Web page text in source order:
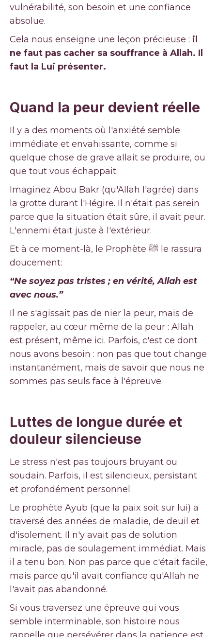
vulnérabilité, son besoin et une confiance
absolue.
Cela nous enseigne une leçon précieuse : il
ne faut pas cacher sa souffrance à Allah. Il
faut la Lui présenter.
Quand la peur devient réelle
Il y a des moments où l'anxiété semble
immédiate et envahissante, comme si
quelque chose de grave allait se produire, ou
que tout vous échappait.
Imaginez Abou Bakr (qu'Allah l'agrée) dans
la grotte durant l'Hégire. Il n'était pas serein
parce que la situation était sûre, il avait peur.
L'ennemi était juste à l'extérieur.
Et à ce moment-là, le Prophète ﷺ le rassura
doucement:
“Ne soyez pas tristes ; en vérité, Allah est
avec nous.”
Il ne s'agissait pas de nier la peur, mais de
rappeler, au cœur même de la peur : Allah
est présent, même ici. Parfois, c'est ce dont
nous avons besoin : non pas que tout change
instantanément, mais de savoir que nous ne
sommes pas seuls face à l'épreuve.
Luttes de longue durée et
douleur silencieuse
Le stress n'est pas toujours bruyant ou
soudain. Parfois, il est silencieux, persistant
et profondément personnel.
Le prophète Ayub (que la paix soit sur lui) a
traversé des années de maladie, de deuil et
d'isolement. Il n'y avait pas de solution
miracle, pas de soulagement immédiat. Mais
il a tenu bon. Non pas parce que c'était facile,
mais parce qu'il avait confiance qu'Allah ne
l'avait pas abandonné.
Si vous traversez une épreuve qui vous
semble interminable, son histoire nous